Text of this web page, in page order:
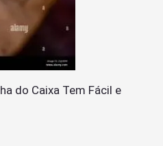
do Caixa Tem Fácil e